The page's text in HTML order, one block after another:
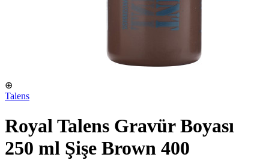
⊕
Talens
Royal Talens Gravür Boyası
250 ml Şişe Brown 400